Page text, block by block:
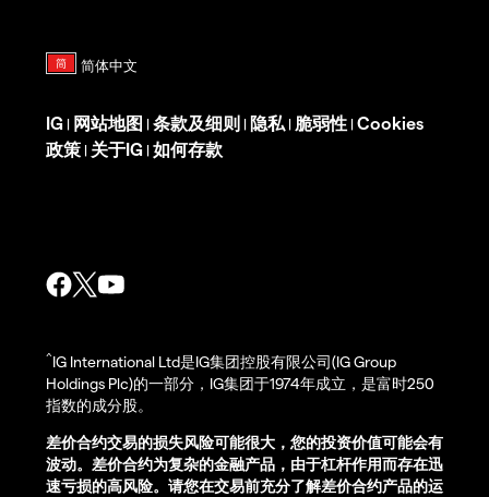
IG | 网站地图 | 条款及细则 | 隐私 | 脆弱性 | Cookies
政策 | 关于IG | 如何存款
^IG International Ltd是IG集团控股有限公司(IG Group
Holdings Plc)的一部分，IG集团于1974年成立，是富时250
指数的成分股。
差价合约交易的损失风险可能很大，您的投资价值可能会有
波动。差价合约为复杂的金融产品，由于杠杆作用而存在迅
速亏损的高风险。请您在交易前充分了解差价合约产品的运